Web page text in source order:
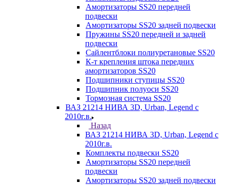
Амортизаторы SS20 передней
подвески
Амортизаторы SS20 задней подвески
Пружины SS20 передней и задней
подвески
Сайлентблоки полиуретановые SS20
К-т крепления штока передних
амортизаторов SS20
Подшипники ступицы SS20
Подшипник полуоси SS20
Тормозная система SS20
ВАЗ 21214 НИВА 3D, Urban, Legend c
2010г.в.
Назад
ВАЗ 21214 НИВА 3D, Urban, Legend c
2010г.в.
Комплекты подвески SS20
Амортизаторы SS20 передней
подвески
Амортизаторы SS20 задней подвески